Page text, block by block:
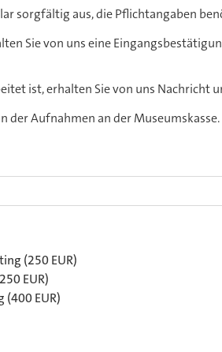
sorgfältig aus, die Pflichtangaben
Sie von uns eine
ist, erhalten Sie von uns Nachricht
der Aufnahmen an der
(250 EUR)
EUR)
(400 EUR)